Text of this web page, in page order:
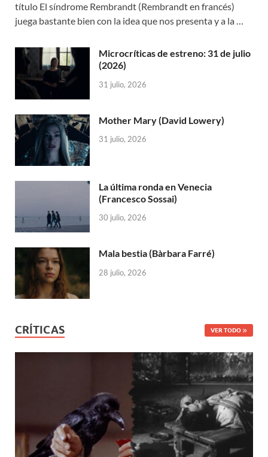
título El síndrome Rembrandt (Rembrandt en francés)
juega bastante bien con la idea que nos presenta y a la …
Microcríticas de estreno: 31 de julio
(2026)
31 julio, 2026
Mother Mary (David Lowery)
31 julio, 2026
La última ronda en Venecia
(Francesco Sossai)
30 julio, 2026
Mala bestia (Bàrbara Farré)
28 julio, 2026
CRÍTICAS VER TODO